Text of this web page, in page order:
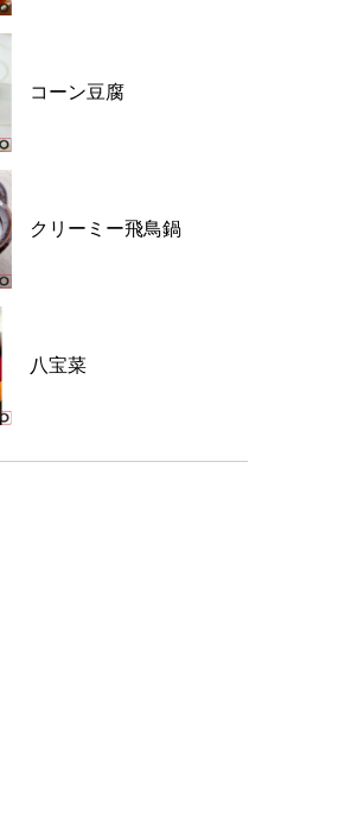
コーン豆腐
クリーミー飛鳥鍋
八宝菜